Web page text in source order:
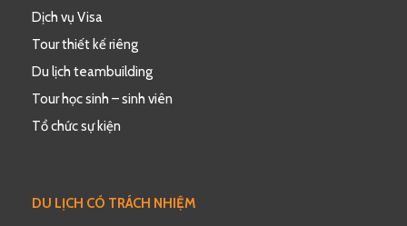
Dịch vụ Visa
Tour thiết kế riêng
Du lịch teambuilding
Tour học sinh – sinh viên
Tổ chức sự kiện
DU LỊCH CÓ TRÁCH NHIỆM